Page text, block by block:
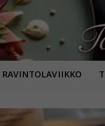
RAVINTOLAVIIKKO